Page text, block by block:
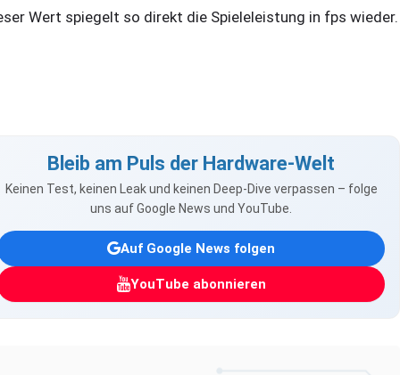
Wert spiegelt so direkt die Spieleleistung in fps wieder.
Bleib am Puls der Hardware-Welt
Keinen Test, keinen Leak und keinen Deep-Dive verpassen – folge
uns auf Google News und YouTube.
Auf Google News folgen
YouTube abonnieren